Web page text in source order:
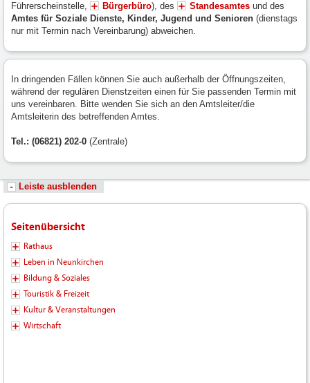
Führerscheinstelle, Bürgerbüro), des Standesamtes und des
Amtes für Soziale Dienste, Kinder, Jugend und Senioren (dienstags
nur mit Termin nach Vereinbarung) abweichen.
In dringenden Fällen können Sie auch außerhalb der Öffnungszeiten,
während der regulären Dienstzeiten einen für Sie passenden Termin mit
uns vereinbaren. Bitte wenden Sie sich an den Amtsleiter/die
Amtsleiterin des betreffenden Amtes.
Tel.: (06821) 202-0 (Zentrale)
Leiste ausblenden
Seitenübersicht
Rathaus
Leben in Neunkirchen
Bildung & Soziales
Touristik & Freizeit
Kultur & Veranstaltungen
Wirtschaft